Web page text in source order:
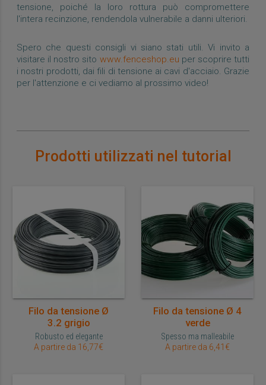
tensione, poiché la loro rottura può compromettere
l'intera recinzione, rendendola vulnerabile a danni ulteriori.
Spero che questi consigli vi siano stati utili. Vi invito a
visitare il nostro sito www.fenceshop.eu per scoprire tutti
i nostri prodotti, dai fili di tensione ai cavi d'acciaio. Grazie
per l'attenzione e ci vediamo al prossimo video!
Prodotti utilizzati nel tutorial
Filo da tensione Ø
3.2 grigio
Robusto ed elegante
A partire da 16,77€
Filo da tensione Ø 4
verde
Spesso ma malleabile
A partire da 6,41€